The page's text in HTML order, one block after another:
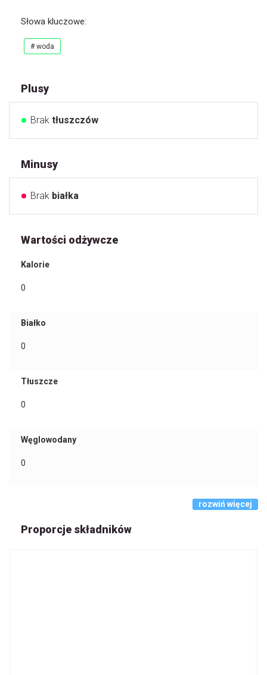
Słowa kluczowe:
# woda
Plusy
Brak tłuszczów
Minusy
Brak białka
Wartości odżywcze
Kalorie
0
Białko
0
Tłuszcze
0
Węglowodany
0
rozwiń więcej
Proporcje składników